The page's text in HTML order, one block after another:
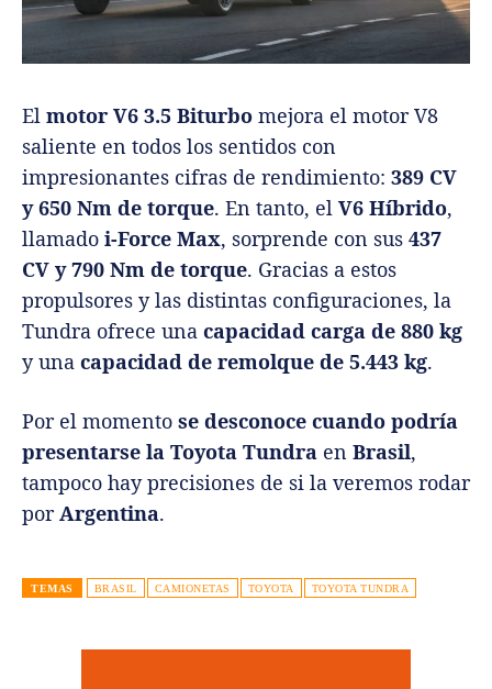
El motor V6 3.5 Biturbo mejora el motor V8
saliente en todos los sentidos con
impresionantes cifras de rendimiento: 389 CV
y 650 Nm de torque. En tanto, el V6 Híbrido,
llamado i-Force Max, sorprende con sus 437
CV y 790 Nm de torque. Gracias a estos
propulsores y las distintas configuraciones, la
Tundra ofrece una capacidad carga de 880 kg
y una capacidad de remolque de 5.443 kg.
Por el momento se desconoce cuando podría
presentarse la Toyota Tundra en Brasil,
tampoco hay precisiones de si la veremos rodar
porArgentina.
TEMAS BRASIL CAMIONETAS TOYOTA TOYOTA TUNDRA